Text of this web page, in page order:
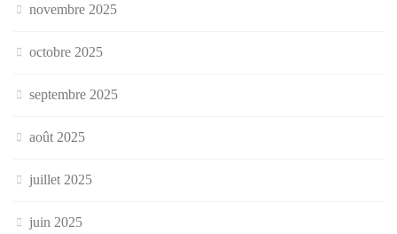
novembre 2025
octobre 2025
septembre 2025
août 2025
juillet 2025
juin 2025